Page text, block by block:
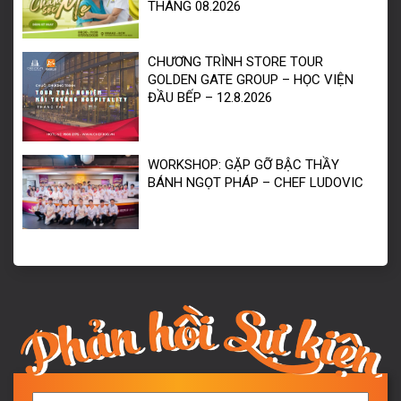
THÁNG 08.2026
CHƯƠNG TRÌNH STORE TOUR
GOLDEN GATE GROUP – HỌC VIỆN
ĐẦU BẾP – 12.8.2026
WORKSHOP: GẶP GỠ BẬC THẦY
BÁNH NGỌT PHÁP – CHEF LUDOVIC